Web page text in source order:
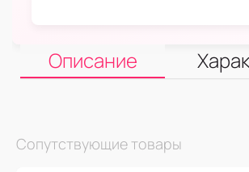
Описание
Сопутствующие товары